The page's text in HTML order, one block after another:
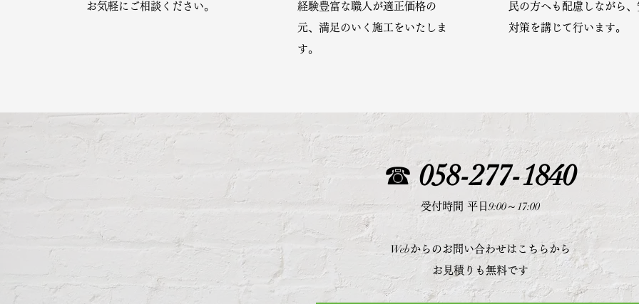
お気軽にご相談ください。
経験豊富な職人が適正価格の
元、満足のいく施工をいたしま
す。
民の方へも配慮しながら、
対策を講じて行います。
☎058-277-1840
受付時間 平日 9:00～17:00
Webからのお問い合わせはこちらから
​お見積りも無料です